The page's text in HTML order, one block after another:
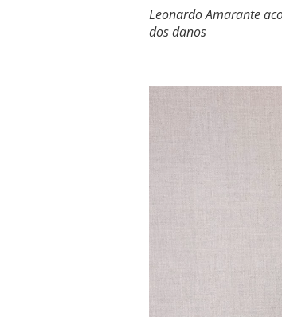
Leonardo Amarante
dos danos